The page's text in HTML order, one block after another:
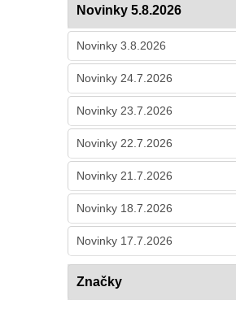
Novinky 5.8.2026
Novinky 3.8.2026
Novinky 24.7.2026
Novinky 23.7.2026
Novinky 22.7.2026
Novinky 21.7.2026
Novinky 18.7.2026
Novinky 17.7.2026
Značky